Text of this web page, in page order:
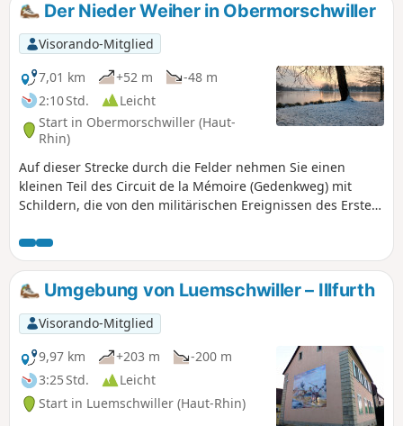
Der Nieder Weiher in Obermorschwiller
Visorando-Mitglied
7,01 km
+52 m
-48 m
2:10 Std.
Leicht
Start in Obermorschwiller (Haut-
Rhin)
Auf dieser Strecke durch die Felder nehmen Sie einen
kleinen Teil des Circuit de la Mémoire (Gedenkweg) mit
Schildern, die von den militärischen Ereignissen des Ersten
Teich zu umrunden, der durch seine Größe beeindruckt
und zu jeder Jahreszeit angenehm ist. Zahlreiche Bänke
säumen den Weg.
Umgebung von Luemschwiller – Illfurth
Visorando-Mitglied
9,97 km
+203 m
-200 m
3:25 Std.
Leicht
Start in Luemschwiller (Haut-Rhin)